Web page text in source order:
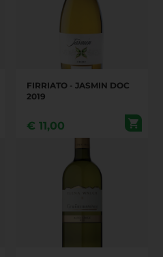
FIRRIATO - JASMIN DOC
2019
€ 11,00